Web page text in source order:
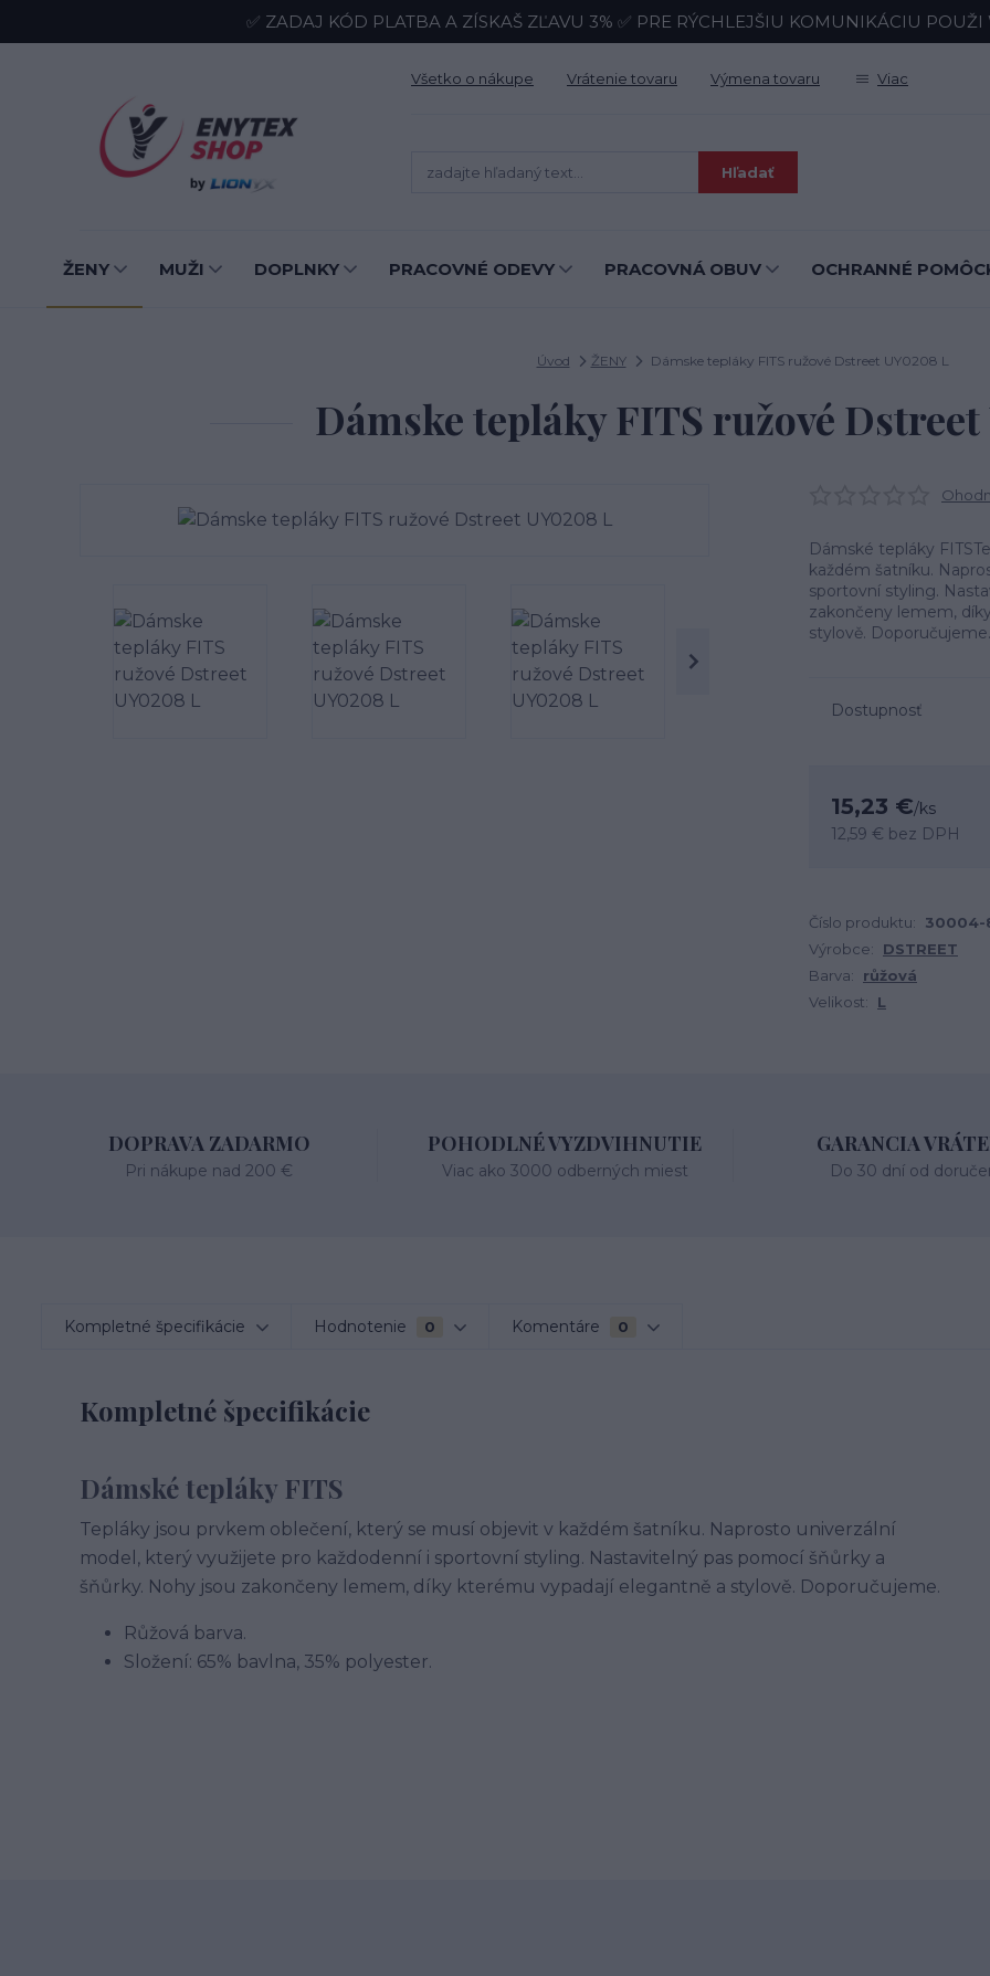
✅ ZADAJ KÓD PLATBA A ZÍSKAŠ ZĽAVU 3% ✅ PRE RÝCHLEJŠIU KOMUNIKÁCIU
Všetko o nákupe Vrátenie tovaru Výmena tovaru Viac
Hľadať
ŽENY MUŽI DOPLNKY PRACOVNÉ ODEVY PRACOVNÁ OBUV OCHRANNÉ
Úvod ŽENY Dámske tepláky FITS ružové Dstreet UY0208 L
Dámske tepláky FITS ružové
Dámské tepláky
každém šatníku.
sportovní styling.
zakončeny lemem,
stylově.
Dostupnosť
15,23 €/ks
12,59 € bez DPH
Číslo produktu: 30004-
Výrobce:
DSTREET
Barva:
růžová
Velikost:
L
DOPRAVA ZADARMO
Pri nákupe nad 200 €
POHODLNÉ VYZDVIHNUTIE
Viac ako 3000 odberných miest
GARANCIA
Do 30 dní od
Kompletné špecifikácie Hodnotenie 0 Komentáre 0
Kompletné špecifikácie
Dámské tepláky FITS
Tepláky jsou prvkem oblečení, který se musí objevit v každém šatníku. Naprosto univerzální
model, který využijete pro každodenní i sportovní styling. Nastavitelný pas pomocí šňůrky a
šňůrky. Nohy jsou zakončeny lemem, díky kterému vypadají elegantně a stylově. Doporučujeme.
Růžová barva.
Složení: 65% bavlna, 35% polyester.